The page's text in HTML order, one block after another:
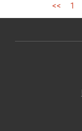
<< 1